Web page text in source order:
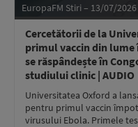
EuropaFM Stiri – 13/07/2026
Cercetătorii de la
primul vaccin din
se răspândește în
studiului clinic | AUDIO
Universitatea Oxford a
pentru primul vaccin
virusului Ebola. Primele